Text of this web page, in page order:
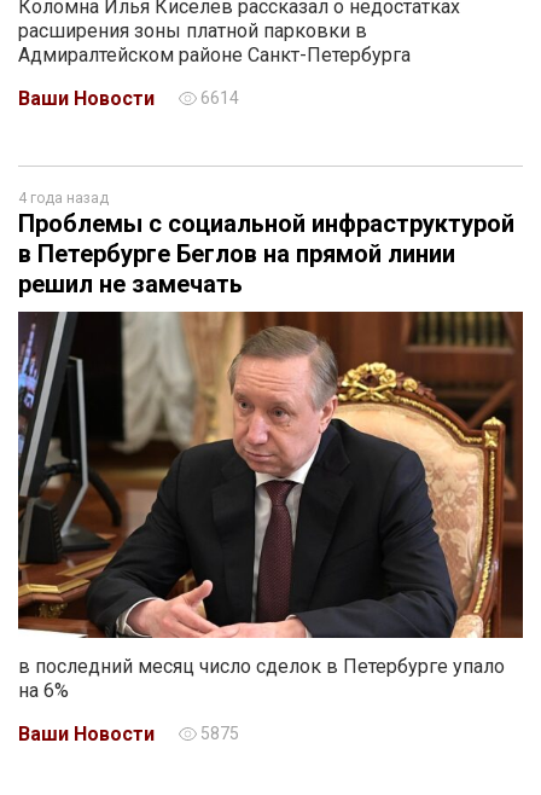
Коломна Илья Киселев рассказал о недостатках
расширения зоны платной парковки в
Адмиралтейском районе Санкт-Петербурга
Ваши Новости
6614
4 года назад
Проблемы с социальной инфраструктурой
в Петербурге Беглов на прямой линии
решил не замечать
в последний месяц число сделок в Петербурге упало
на 6%
Ваши Новости
5875